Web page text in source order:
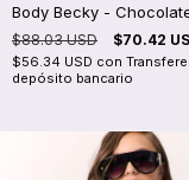
Body Becky -
$88.03 USD $70.42
$56.34 USD con
depósito bancario